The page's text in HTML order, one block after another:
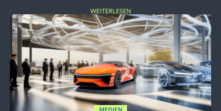
WEITERLESEN